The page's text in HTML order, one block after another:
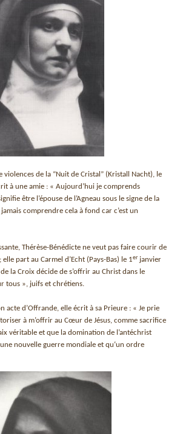
violences de la “Nuit de Cristal” (Kristall Nacht), le
à une amie : « Aujourd’hui je comprends
être l’épouse de l’Agneau sous le signe de la
comprendre cela à fond car c’est un
Thérèse-Bénédicte ne veut pas faire courir de
part au Carmel d’Echt (Pays-Bas) le 1er janvier
la Croix décide de s’offrir au Christ dans le
tous », juifs et chrétiens.
acte d’Offrande, elle écrit à sa Prieure : « Je prie
à m’offrir au Cœur de Jésus, comme sacrifice
véritable et que la domination de l’antéchrist
une nouvelle guerre mondiale et qu‘un ordre